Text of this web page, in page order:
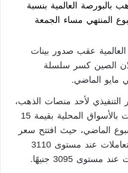
بالبورصة العالمية بنسبة
المنتهي مساء الجمعة
عقب صدور بينات
الصين كسر سلسلة
مايو الماضي.
التنفيذي لأحد منصات الذهب،
إن أسعار الذهب تراجعت بالأسواق المحلية بقيمة 15
الماضي، حيث افتتح سعر
جرام الذهب عيار 21 التعاملات عند مستوى 3110
3095 جنيهًا.